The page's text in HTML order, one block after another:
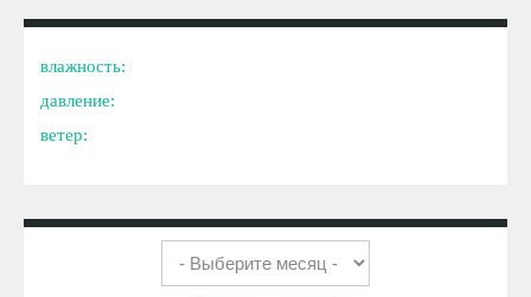
влажность:
давление:
ветер: